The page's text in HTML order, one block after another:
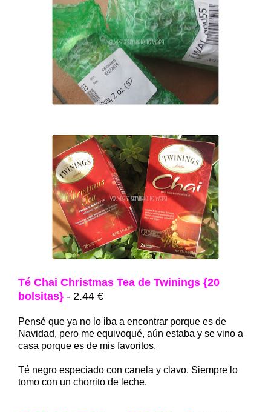
Té Chai Christmas Tea de Twinings {20
bolsitas} - 2.44 €
Pensé que ya no lo iba a encontrar porque es de
Navidad, pero me equivoqué, aún estaba y se vino a
casa porque es de mis favoritos.
Té negro especiado con canela y clavo. Siempre lo
tomo con un chorrito de leche.